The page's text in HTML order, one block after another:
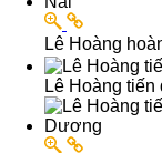
Lê Hoàng
Lê Hoàng